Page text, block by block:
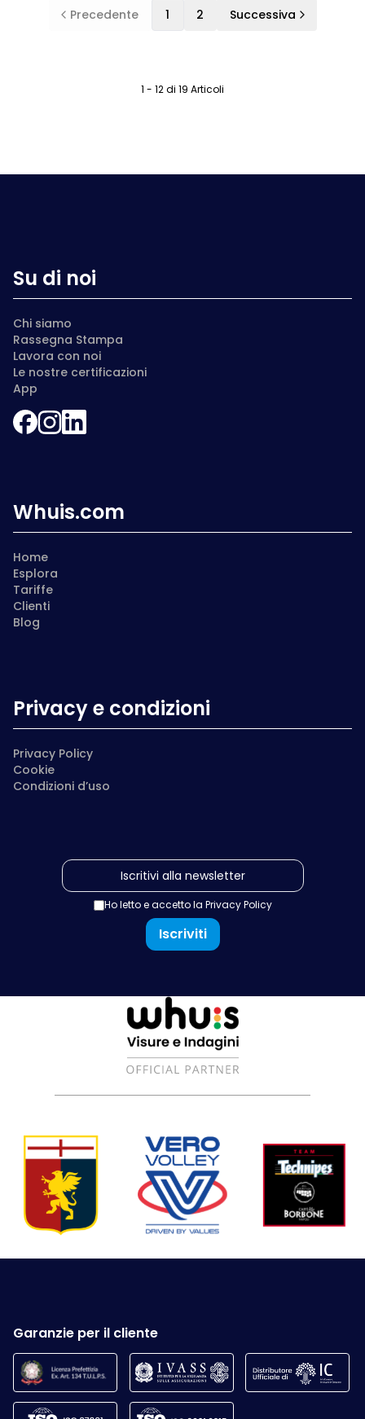
Precedente 1 2 Successiva
1 - 12 di 19 Articoli
Su di noi
Chi siamo
Rassegna Stampa
Lavora con noi
Le nostre certificazioni
App
Whuis.com
Home
Esplora
Tariffe
Clienti
Blog
Privacy e condizioni
Privacy Policy
Cookie
Condizioni d’uso
Ho letto e accetto la Privacy Policy
Iscriviti
Garanzie per il cliente